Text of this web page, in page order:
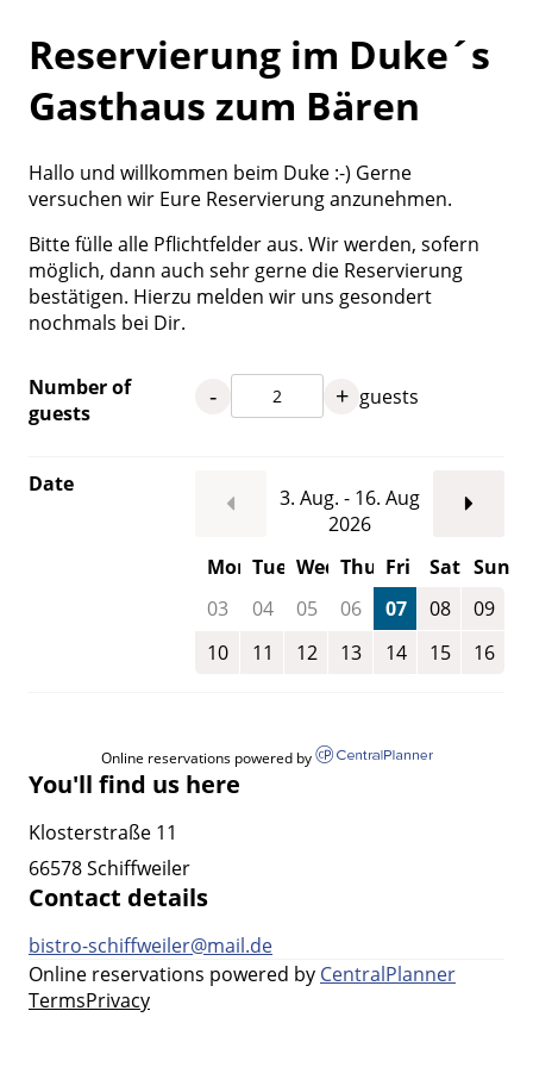
Reservierung im Duke´s
Gasthaus zum Bären
Hallo und willkommen beim Duke :-) Gerne
versuchen wir Eure Reservierung anzunehmen.
Bitte fülle alle Pflichtfelder aus. Wir werden, sofern
möglich, dann auch sehr gerne die Reservierung
bestätigen. Hierzu melden wir uns gesondert
nochmals bei Dir.
Number of
guests
- + guests
Date
3. Aug. - 16. Aug
2026
Mon Tue Wed Thu Fri Sat Sun
03
04 05 06 07 08
09
10
11 12 13 14 15 16
Online reservations powered by
You'll find us here
Klosterstraße 11
66578 Schiffweiler
Contact details
bistro-schiffweiler@mail.de
Online reservations powered by CentralPlanner
TermsPrivacy